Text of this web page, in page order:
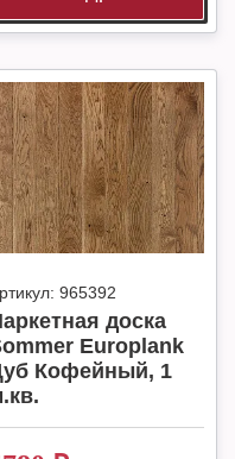
965392
доска
Europlank
Кофейный, 1